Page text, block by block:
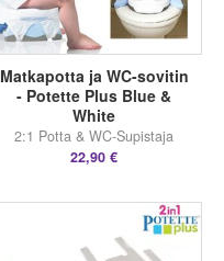
Matkapotta ja WC-sovitin
- Potette Plus Blue &
White
2:1 Potta & WC-Supistaja
22,90 €